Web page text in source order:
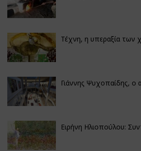
Τέχνη, η υπεραξία των
Γιάννης Ψυχοπαίδης, ο
Ειρήνη Ηλιοπούλου: